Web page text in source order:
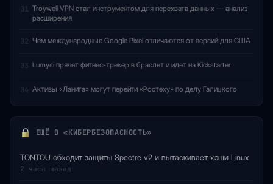
01 Troywell VPN стал инструментом для перехвата данных — анализ
расширения
02 Чем международные Google Pixel отличаются от версий для США
03 Lumysi прячет фитнес-трекер в браслет и идет на Kickstarter
04 Активы «Ланита» могут перейти «Ростеху» по делу Галицкого
ЕЩЁ В «КИБЕРБЕЗОПАСНОСТЬ»
TONTOU обходит защиты Spectre v2 и вытаскивает хэши Linux
2 часа назад